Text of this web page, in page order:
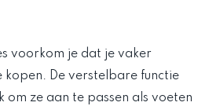
voorkom je dat je vaker
kopen. De verstelbare functie
om ze aan te passen als voeten